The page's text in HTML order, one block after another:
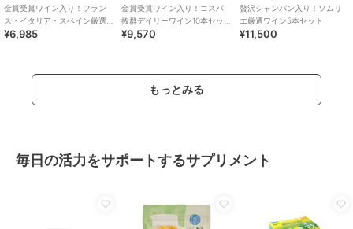
金賞受賞ワイン入り！フラン
ス・イタリア・スペイン厳選
ワイン5本セット
¥6,985
金賞受賞ワイン入り！コスパ
抜群デイリーワイン10本セッ
ト
¥9,570
贅沢シャンパン入り！ソムリ
エ厳選ワイン5本セット
¥11,500
もっとみる
毎日の活力をサポートするサプリメント